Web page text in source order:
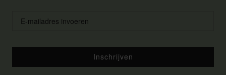
Inschrijven